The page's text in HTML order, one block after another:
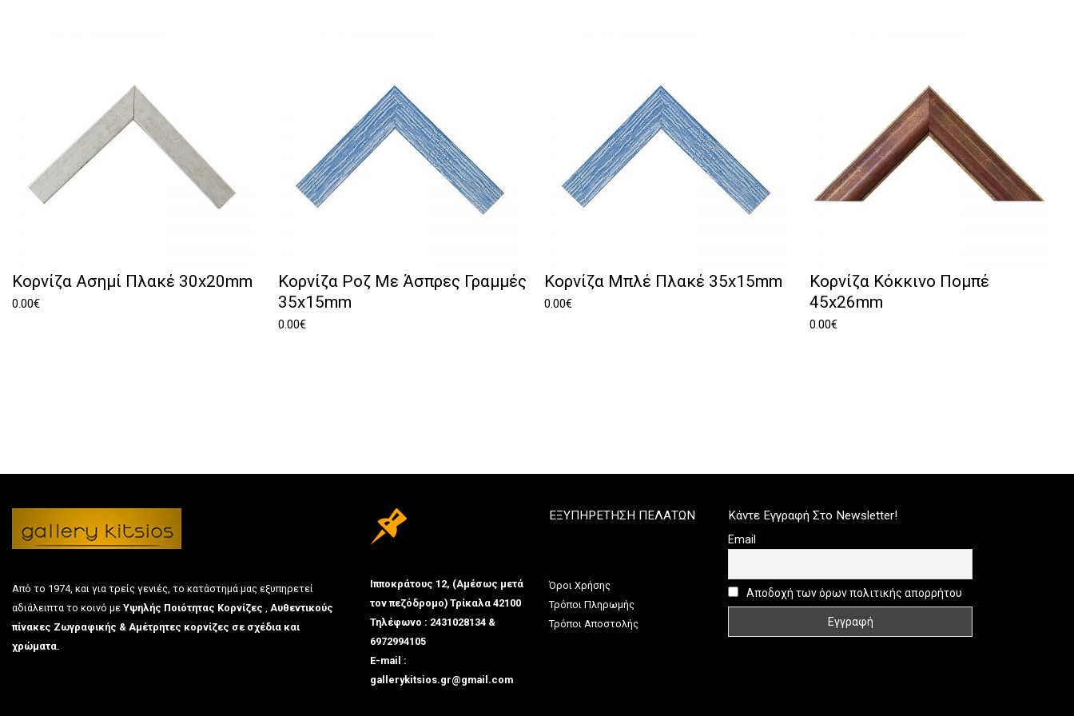
Κορνίζα Ασημί Πλακέ 30x20mm
0.00€
Κορνίζα Ροζ Με Άσπρες Γραμμές
35x15mm
0.00€
Κορνίζα Μπλέ Πλακέ 35x15mm
0.00€
Κορνίζα Κόκκινο Πομπέ
45x26mm
0.00€
Από το 1974, και για τρείς γενιές, το κατάστημά μας εξυπηρετεί
αδιάλειπτα το κοινό με Υψηλής Ποιότητας Κορνίζες
Αυθεντικούς
πίνακες Ζωγραφικής & Αμέτρητες κορνίζες σε σχέδια και
χρώματα.
Ιπποκράτους 12, (Αμέσως μετά
τον πεζόδρομο) Τρίκαλα 42100
Τηλέφωνο : 2431028134 &
6972994105
E-mail :
gallerykitsios.gr@gmail.com
ΕΞΥΠΗΡΕΤΗΣΗ ΠΕΛΑΤΩΝ
Όροι Χρήσης
Τρόποι Πληρωμής
Τρόποι Αποστολής
Κάντε Εγγραφή Στο Newsletter!
Email
Αποδοχή των όρων πολιτικής απορρήτου